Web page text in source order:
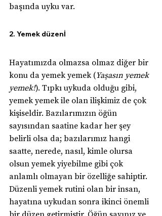
başında uyku var.
2. Yemek düzenİ
Hayatımızda olmazsa olmaz diğer bir
konu da yemek yemek (Yaşasın yemek
yemek!). Tıpkı uykuda olduğu gibi,
yemek yemek ile olan ilişkimiz de çok
kişiseldir. Bazılarımızın öğün
sayısından saatine kadar her şey
belirli olsa da; bazılarımız hangi
saatte, nerede, nasıl, kimle olursa
olsun yemek yiyebilme gibi çok
anlamlı olmayan bir özelliğe sahiptir.
Düzenli yemek rutini olan bir insan,
hayatına uykudan sonra ikinci önemli